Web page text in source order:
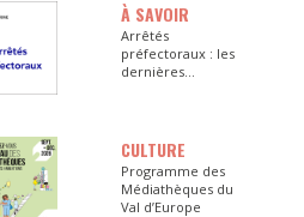
À SAVOIR
Arrêtés
préfectoraux : les
dernières
CULTURE
Programme des
Médiathèques du
Val d’Europe